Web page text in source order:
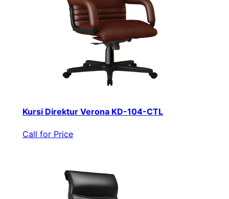
Kursi Direktur Verona KD-104-CTL
Call for Price